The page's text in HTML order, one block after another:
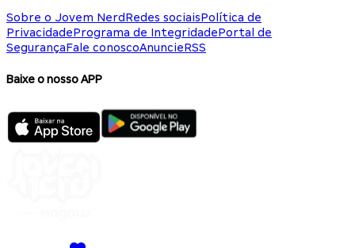
Sobre o Jovem NerdRedes sociaisPolítica de
PrivacidadePrograma de IntegridadePortal de
SegurançaFale conoscoAnuncieRSS
Baixe o nosso APP